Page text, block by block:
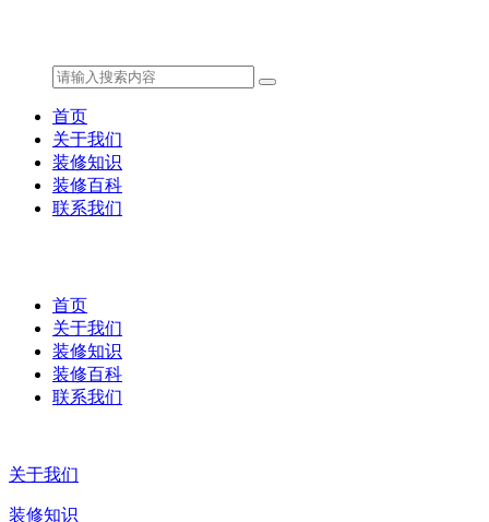
首页
关于我们
装修知识
装修百科
联系我们
首页
关于我们
装修知识
装修百科
联系我们
关于我们
装修知识